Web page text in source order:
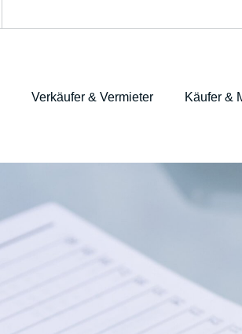
Verkäufer & Vermieter Käufer &